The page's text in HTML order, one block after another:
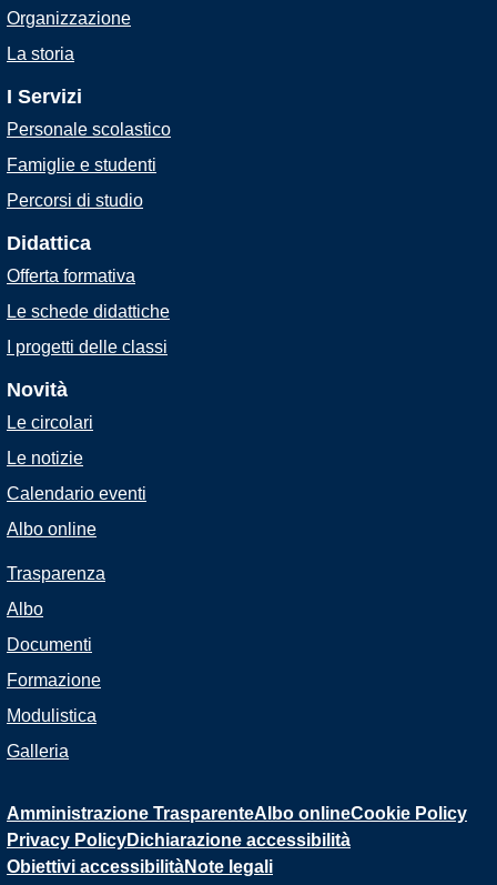
Organizzazione
La storia
I Servizi
Personale scolastico
Famiglie e studenti
Percorsi di studio
Didattica
Offerta formativa
Le schede didattiche
I progetti delle classi
Novità
Le circolari
Le notizie
Calendario eventi
Albo online
Trasparenza
Albo
Documenti
Formazione
Modulistica
Galleria
Amministrazione TrasparenteAlbo onlineCookie Policy
Privacy PolicyDichiarazione accessibilità
Obiettivi accessibilitàNote legali